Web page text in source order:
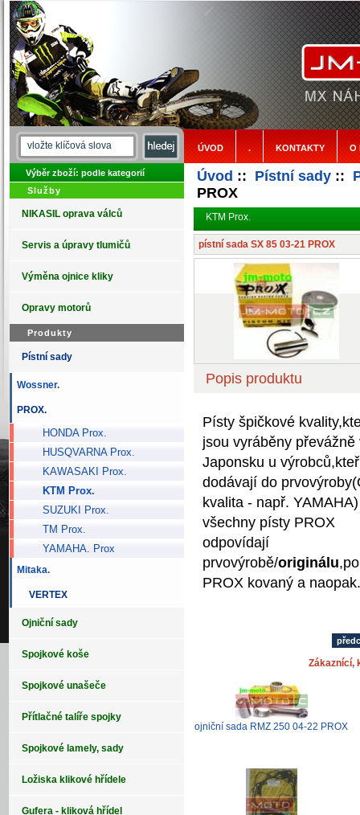
ÚVOD . KONTAKTY O
Výběr zboží: podle kategorií
Služby
NIKASIL oprava válců
Servis a úpravy tlumičů
Výměna ojnice kliky
Opravy motorů
Produkty
Pístní sady
Wossner.
PROX.
HONDA Prox.
HUSQVARNA Prox.
KAWASAKI Prox.
KTM Prox.
SUZUKI Prox.
TM Prox.
YAMAHA. Prox
Mitaka.
VERTEX
Ojniční sady
Spojkové koše
Spojkové unašeče
Přítlačné talíře spojky
Spojkové lamely, sady
Ložiska klikové hřídele
Gufera - kliková hřídel
Úvod :: Pístní sady::
PROX
KTM Prox.
pístní sada SX 85 03-21 PROX
Popis produktu
Písty špičkové
jsou vyráběny převážně
Japonsku u
dodávají do
kvalita - např. YAMAHA)
všechny písty PROX
odpovídají
prvovýrobě/originálu
PROX kovaný a naopak.
Zákaznící,
ojniční sada RMZ 250 04-22 PROX